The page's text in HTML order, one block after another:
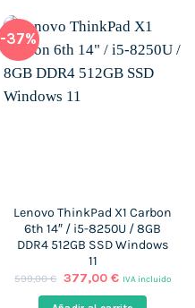
-37%
Lenovo ThinkPad X1 Carbon
6th 14″ / i5-8250U / 8GB
DDR4 512GB SSD Windows
11
599,00€ El
original
377,00 €El
actual
IVA incluido